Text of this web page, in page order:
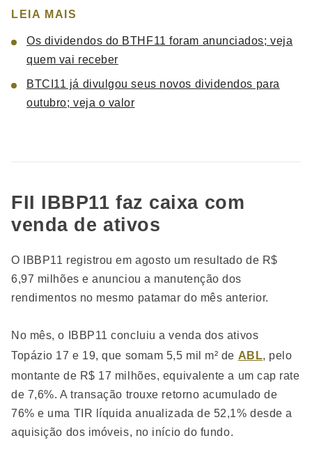
LEIA MAIS
Os dividendos do BTHF11 foram anunciados; veja
quem vai receber
BTCI11 já divulgou seus novos dividendos para
outubro; veja o valor
FII IBBP11 faz caixa com
venda de ativos
O IBBP11 registrou em agosto um resultado de R$
6,97 milhões e anunciou a manutenção dos
rendimentos no mesmo patamar do mês anterior.
No mês, o IBBP11 concluiu a venda dos ativos
Topázio 17 e 19, que somam 5,5 mil m² de ABL, pelo
montante de R$ 17 milhões, equivalente a um cap rate
de 7,6%. A transação trouxe retorno acumulado de
76% e uma TIR líquida anualizada de 52,1% desde a
aquisição dos imóveis, no início do fundo.